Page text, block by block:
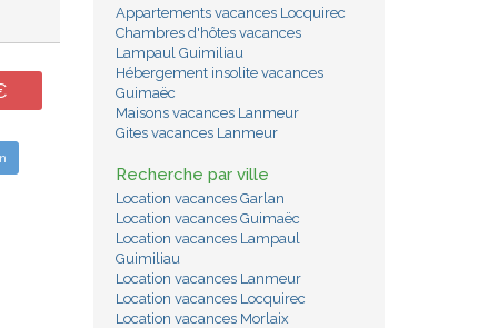
Appartements vacances Locquirec
Chambres d'hôtes vacances
Lampaul Guimiliau
Hébergement insolite vacances
Guimaëc
Maisons vacances Lanmeur
Gites vacances Lanmeur
Recherche par ville
Location vacances Garlan
Location vacances Guimaëc
Location vacances Lampaul
Guimiliau
Location vacances Lanmeur
Location vacances Locquirec
Location vacances Morlaix